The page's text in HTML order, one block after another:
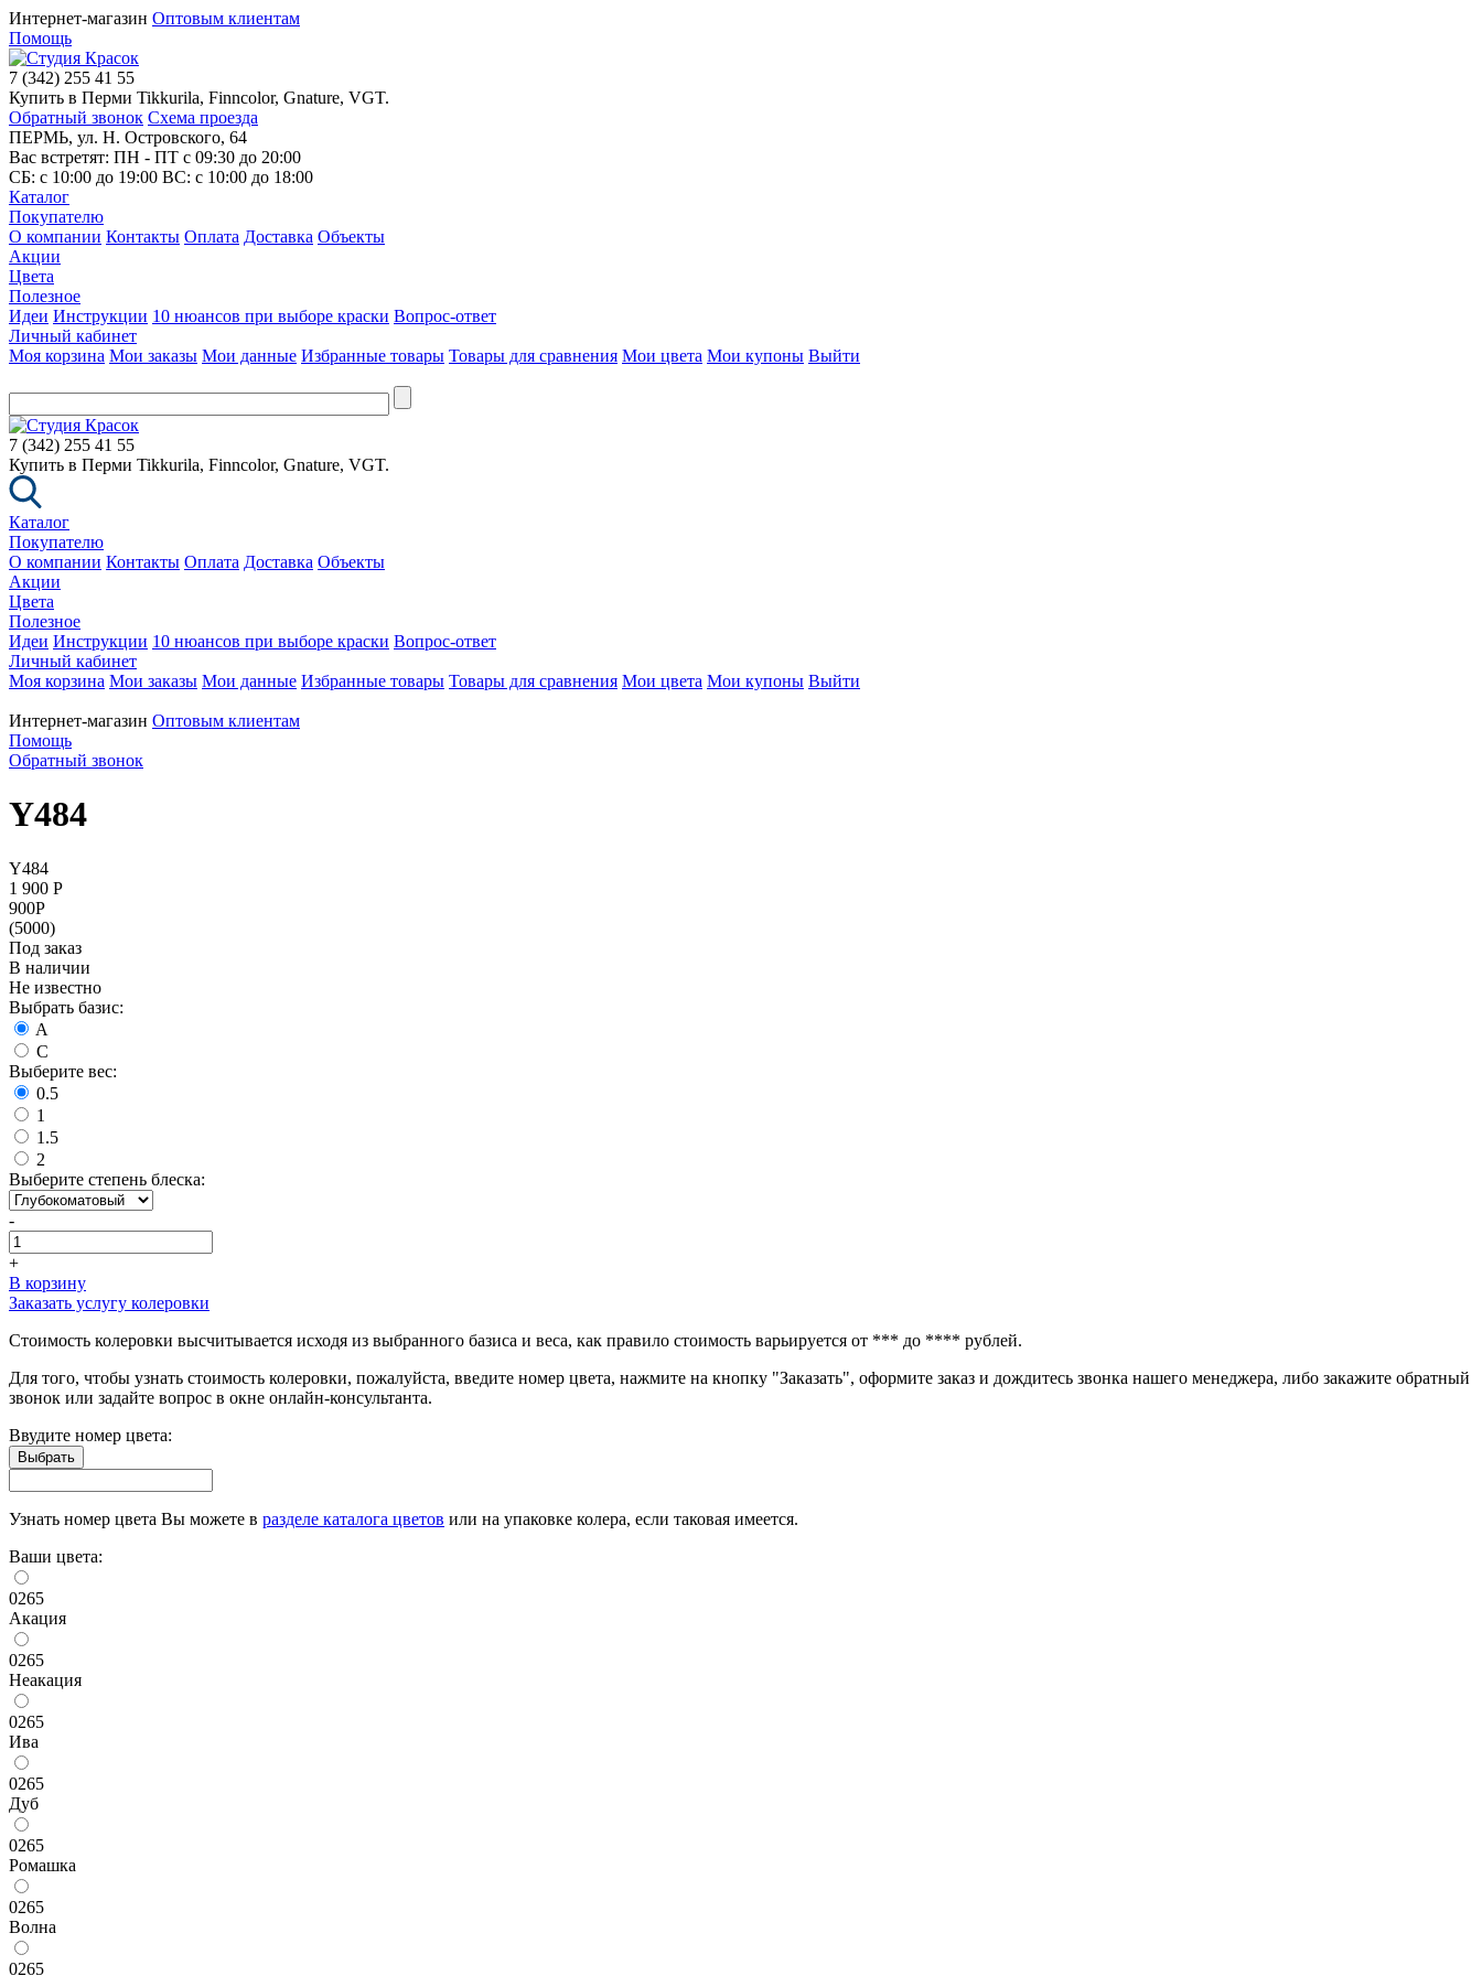
Интернет-магазин Оптовым клиентам
Помощь
7 (342) 255 41 55
Купить в Перми Tikkurila, Finncolor, Gnature, VGT.
Обратный звонок Схема проезда
ПЕРМЬ, ул. Н. Островского, 64
Вас встретят: ПН - ПТ с 09:30 до 20:00
СБ: с 10:00 до 19:00 ВС: с 10:00 до 18:00
Каталог
Покупателю
О компании Контакты Оплата Доставка Объекты
Акции
Цвета
Полезное
Идеи Инструкции 10 нюансов при выборе краски Вопрос-ответ
Личный кабинет
Моя корзина Мои заказы Мои данные Избранные товары Товары для сравнения Мои цвета Мои купоны Выйти
7 (342) 255 41 55
Купить в Перми Tikkurila, Finncolor, Gnature, VGT.
Каталог
Покупателю
О компании Контакты Оплата Доставка Объекты
Акции
Цвета
Полезное
Идеи Инструкции 10 нюансов при выборе краски Вопрос-ответ
Личный кабинет
Моя корзина Мои заказы Мои данные Избранные товары Товары для сравнения Мои цвета Мои купоны Выйти
Интернет-магазин Оптовым клиентам
Помощь
Обратный звонок
Y484
Y484
1 900 P
900P
(5000)
Под заказ
В наличии
Не известно
Выбрать базис:
A
C
Выберите вес:
0.5
1
1.5
2
Выберите степень блеска:
-
+
В корзину
Заказать услугу колеровки
Стоимость колеровки высчитывается исходя из выбранного базиса и веса, как правило стоимость варьируется от *** до **** рублей.
Для того, чтобы узнать стоимость колеровки, пожалуйста, введите номер цвета, нажмите на кнопку "Заказать", оформите заказ и дождитесь звонка нашего менеджера, либо закажите обратный
звонок или задайте вопрос в окне онлайн-консультанта.
Ввудите номер цвета:
Узнать номер цвета Вы можете в разделе каталога цветов или на упаковке колера, если таковая имеется.
Ваши цвета:
0265
Акация
0265
Неакация
0265
Ива
0265
Дуб
0265
Ромашка
0265
Волна
0265